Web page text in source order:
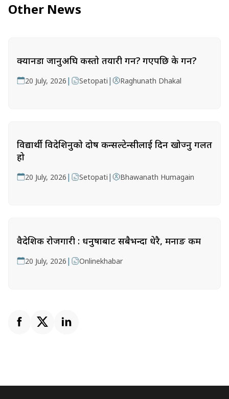
Other News
क्यानडा जानुअघि कस्तो तयारी गर्ने? गएपछि के गर्ने?
20 July, 2026 | Setopati | Raghunath Dhakal
विद्यार्थी विदेशिनुको दोष कन्सल्टेन्सीलाई दिन खोज्नु गलत
हो
20 July, 2026 | Setopati | Bhawanath Humagain
वैदेशिक रोजगारी : धनुषाबाट सबैभन्दा धेरै, मनाङ कम
20 July, 2026 | Onlinekhabar